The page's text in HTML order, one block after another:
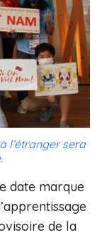
l’étranger sera
date marque
de la